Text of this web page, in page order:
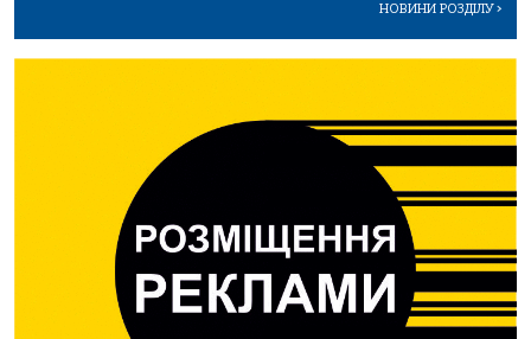
НОВИНИ РОЗДІЛУ>